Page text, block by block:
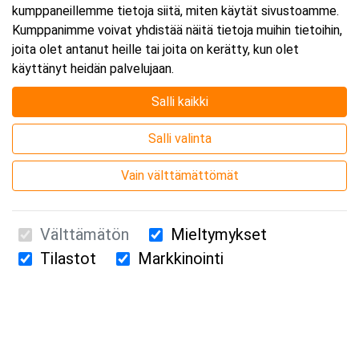
Suomen Ensiapukoulutus Oy / Valimotie 21 / 00380 Helsinki
kumppaneillemme tietoja siitä, miten käytät sivustoamme.
Kumppanimme voivat yhdistää näitä tietoja muihin tietoihin,
joita olet antanut heille tai joita on kerätty, kun olet
käyttänyt heidän palvelujaan.
Salli kaikki
Salli valinta
Vain välttämättömät
Välttämätön
Mieltymykset
Tilastot
Markkinointi